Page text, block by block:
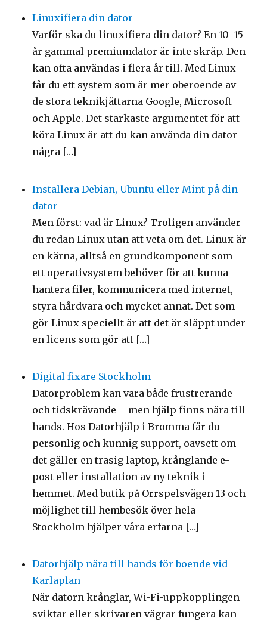
Linuxifiera din dator
Varför ska du linuxifiera din dator? En 10–15
år gammal premiumdator är inte skräp. Den
kan ofta användas i flera år till. Med Linux
får du ett system som är mer oberoende av
de stora teknikjättarna Google, Microsoft
och Apple. Det starkaste argumentet för att
köra Linux är att du kan använda din dator
några […]
Installera Debian, Ubuntu eller Mint på din
dator
Men först: vad är Linux? Troligen använder
du redan Linux utan att veta om det. Linux är
en kärna, alltså en grundkomponent som
ett operativsystem behöver för att kunna
hantera filer, kommunicera med internet,
styra hårdvara och mycket annat. Det som
gör Linux speciellt är att det är släppt under
en licens som gör att […]
Digital fixare Stockholm
Datorproblem kan vara både frustrerande
och tidskrävande – men hjälp finns nära till
hands. Hos Datorhjälp i Bromma får du
personlig och kunnig support, oavsett om
det gäller en trasig laptop, krånglande e-
post eller installation av ny teknik i
hemmet. Med butik på Orrspelsvägen 13 och
möjlighet till hembesök över hela
Stockholm hjälper våra erfarna […]
Datorhjälp nära till hands för boende vid
Karlaplan
När datorn krånglar, Wi-Fi-uppkopplingen
sviktar eller skrivaren vägrar fungera kan